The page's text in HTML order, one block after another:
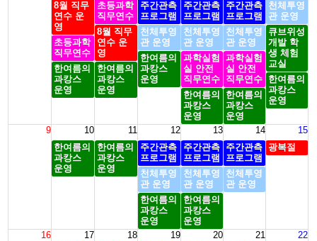
8월 직무
연수 운
영
초등과학
직무연수
한여름의
과캉스
운영
초등과학
직무연수
8월 직무
연수 운
영
한여름의
과캉스
운영
주간관측
프로그램
천체투영
관 운영
한여름의
과캉스
운영
주간관측
프로그램
천체투영
관 운영
과학실험
실 안전
직무연수
한여름의
과캉스
운영
주간관측
프로그램
천체투영
관 운영
과학실험
실 안전
직무연수
한여름의
과캉스
운영
천체투영
관 운영
큐브위성
개발 학
생 체험
교실
한여름의
과캉스
운영
9
10
한여름의
과캉스
운영
11
한여름의
과캉스
운영
12
주간관측
프로그램
천체투영
관 운영
한여름의
과캉스
운영
13
주간관측
프로그램
천체투영
관 운영
한여름의
과캉스
운영
14
주간관측
프로그램
천체투영
관 운영
15
광복절
16
17
18
19
20
21
22